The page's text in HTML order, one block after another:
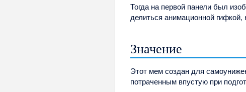
Тогда на первой панели был
делиться анимационной
Значение
Этот мем создан для
потраченным впустую при